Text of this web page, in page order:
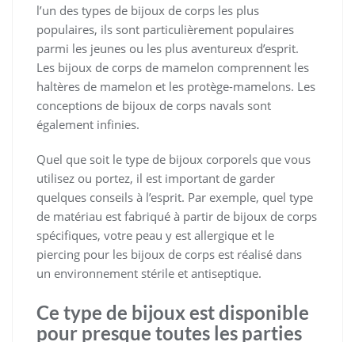
l’un des types de bijoux de corps les plus
populaires, ils sont particulièrement populaires
parmi les jeunes ou les plus aventureux d’esprit.
Les bijoux de corps de mamelon comprennent les
haltères de mamelon et les protège-mamelons. Les
conceptions de bijoux de corps navals sont
également infinies.
Quel que soit le type de bijoux corporels que vous
utilisez ou portez, il est important de garder
quelques conseils à l’esprit. Par exemple, quel type
de matériau est fabriqué à partir de bijoux de corps
spécifiques, votre peau y est allergique et le
piercing pour les bijoux de corps est réalisé dans
un environnement stérile et antiseptique.
Ce type de bijoux est disponible
pour presque toutes les parties